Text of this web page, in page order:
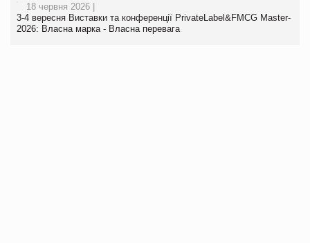
18 червня 2026 |
3-4 вересня Виставки та конференції PrivateLabel&FMCG Master-
2026: Власна марка - Власна перевага